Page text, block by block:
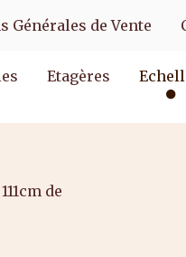
Générales de Vente
Etagères
de